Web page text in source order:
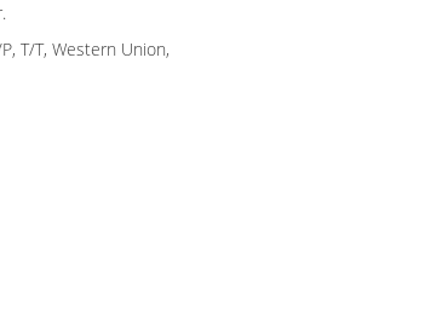
T/T, Western Union,